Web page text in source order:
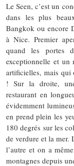
Le Seen, c’est un
dans les plus
Bangkok ou encore
à Nice. Premier
quand les portes
exceptionnelle et un
artificielles, mais qui
! Sur la droite,
restaurant en
évidemment
en prend plein les
180 degrés sur les
de verdure et la mer.
l’autre et on a
montagnes depuis